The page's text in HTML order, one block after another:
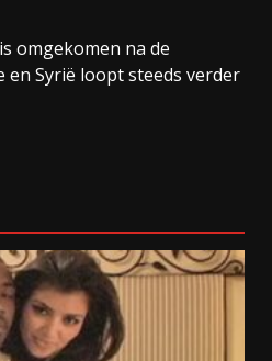
omgekomen na de
Syrië loopt steeds verder